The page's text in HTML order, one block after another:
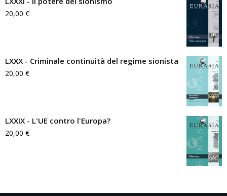
20,00 €
LXXX - Criminale continuità del regime sionista
20,00 €
LXXIX - L'UE contro l'Europa?
20,00 €